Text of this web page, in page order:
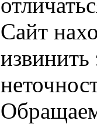
Сайт